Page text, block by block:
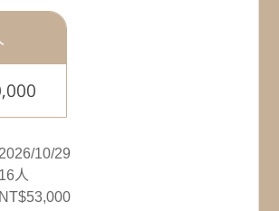
10/29
人